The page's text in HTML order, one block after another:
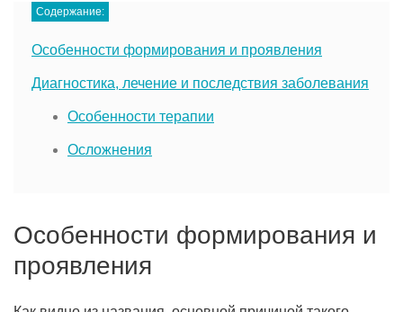
Содержание:
Особенности формирования и проявления
Диагностика, лечение и последствия заболевания
Особенности терапии
Осложнения
Особенности формирования и
проявления